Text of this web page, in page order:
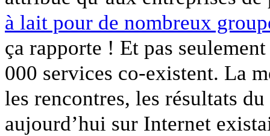
à lait pour de nombreux
ça rapporte ! Et pas
000 services co-existent. La
les rencontres, les résultats
aujourd’hui sur Internet